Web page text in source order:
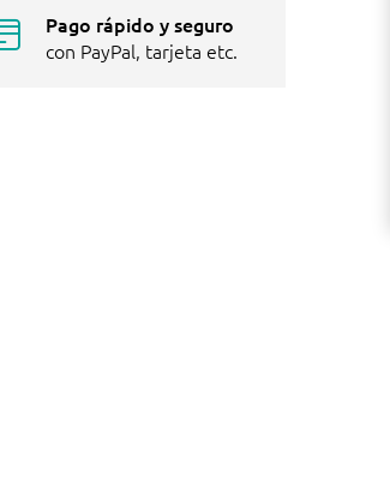
Pago rápido y seguro
con PayPal, tarjeta etc.